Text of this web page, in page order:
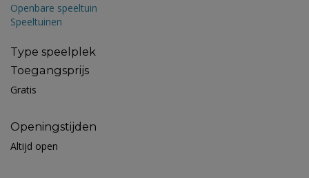
Openbare speeltuin
Speeltuinen
Type speelplek
Toegangsprijs
Gratis
Openingstijden
Altijd open